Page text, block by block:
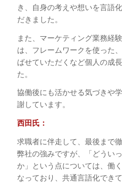
き、自身の考えや想いを言語
だきました。
また、マーケティング業務経
は、フレームワークを使った
ばせていただくなど個人の成
た。
協働後にも活かせる気づきや
謝しています。
西田氏：
求職者に伴走して、最後まで
弊社の強みですが、「どうい
か」という点については、働
なっており、共通言語化でき